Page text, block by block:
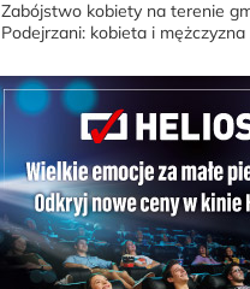
Zabójstwo kobiety na terenie
Podejrzani: kobieta i